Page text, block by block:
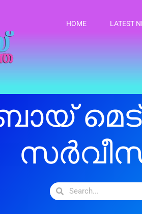
HOME LATEST